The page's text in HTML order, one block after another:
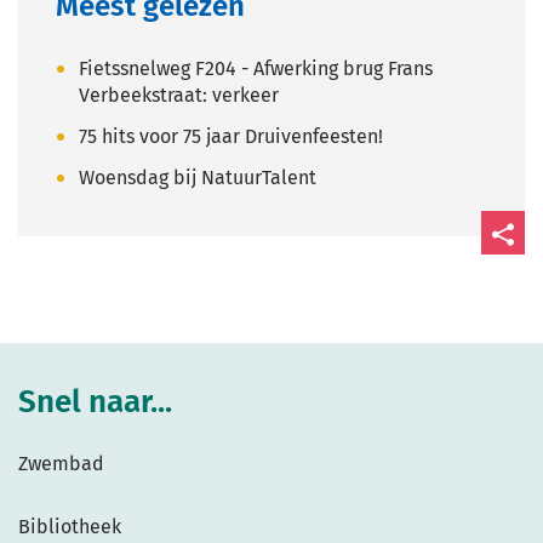
Fietssnelweg F204 - Afwerking brug Frans
Verbeekstraat: verkeer
75 hits voor 75 jaar Druivenfeesten!
Woensdag bij NatuurTalent
Snel naar...
Zwembad
Bibliotheek